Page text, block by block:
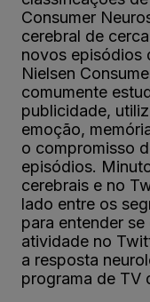
Consumer
cerebral de
novos episódios
Nielsen
comumente
publicidade,
emoção,
o compromisso
episódios.
cerebrais e no
lado entre os
para entender
atividade no
a resposta
programa de TV